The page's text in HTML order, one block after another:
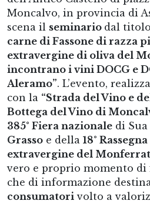
Moncalvo, in provincia di
scena il seminario dal titolo
carne di Fassone di razza
extravergine di oliva del
incontrano i vini DOCG e
Aleramo”. L’evento,
con la “Strada del Vino e
Bottega del Vino di
385° Fiera nazionale di
Grasso e della 18°
extravergine del
vero e proprio momento
che di informazione
consumatori volto a